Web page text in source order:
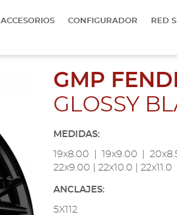
ACCESORIOS CONFIGURADOR RED
GMP
GLOSSY
MEDIDAS:
19x8.00 | 19x9.00 |
22x9.00 | 22x10.0 | 22x11.0
ANCLAJES:
5X112